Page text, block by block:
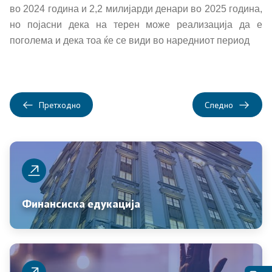
Буџет и финансирање на ЕЛС
Даноци
Финансиски систем
Позајмување од странство
Гаранции за позајмување од странство
Јавна внатрешна финансиска контрола
Управа за имотно правни работи - закони
во 2024 година и 2,2 милијарди денари во 2025 година,
но појасни дека на терен може реализација да е
поголема и дека тоа ќе се види во наредниот период
Претходно Следно
Финансиска едукација